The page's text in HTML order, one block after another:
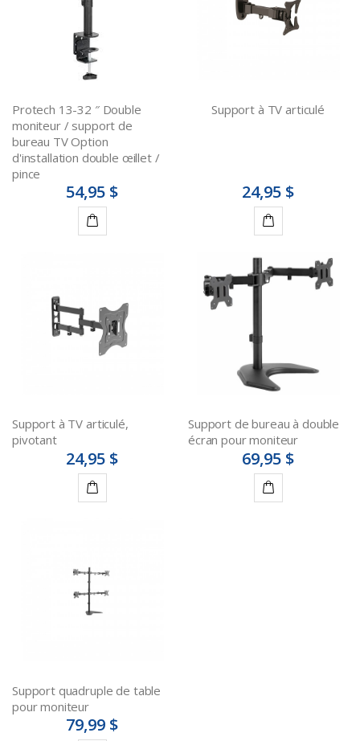
Protech 13-32 ″ Double
moniteur / support de
bureau TV Option
d'installation double œillet /
pince
54,95 $
Support à TV articulé
24,95 $
au
Support à TV articulé,
pivotant
24,95 $
panier
Support de bureau à double
écran pour moniteur
69,95 $
Support quadruple de table
pour moniteur
79,99 $